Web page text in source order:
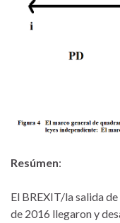
Resúmen:
El BREXIT/la salida
de 2016 llegaron y